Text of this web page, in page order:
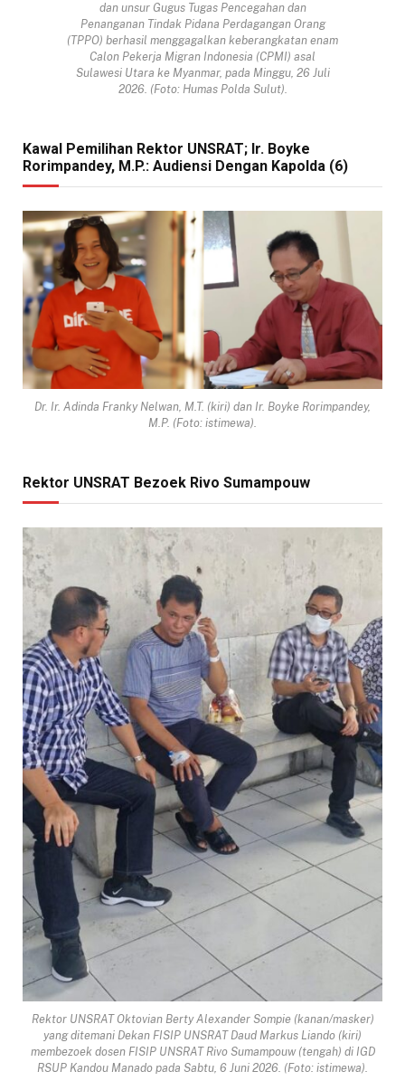
dan unsur Gugus Tugas Pencegahan dan
Penanganan Tindak Pidana Perdagangan Orang
(TPPO) berhasil menggagalkan keberangkatan enam
Calon Pekerja Migran Indonesia (CPMI) asal
Sulawesi Utara ke Myanmar, pada Minggu, 26 Juli
2026. (Foto: Humas Polda Sulut).
Kawal Pemilihan Rektor UNSRAT; Ir. Boyke
Rorimpandey, M.P.: Audiensi Dengan Kapolda (6)
Dr. Ir. Adinda Franky Nelwan, M.T. (kiri) dan Ir. Boyke Rorimpandey,
M.P. (Foto: istimewa).
Rektor UNSRAT Bezoek Rivo Sumampouw
Rektor UNSRAT Oktovian Berty Alexander Sompie (kanan/masker)
yang ditemani Dekan FISIP UNSRAT Daud Markus Liando (kiri)
membezoek dosen FISIP UNSRAT Rivo Sumampouw (tengah) di IGD
RSUP Kandou Manado pada Sabtu, 6 Juni 2026. (Foto: istimewa).